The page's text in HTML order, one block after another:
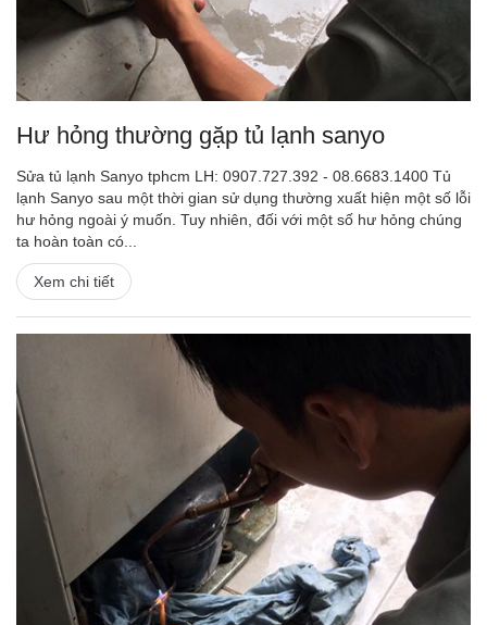
Hư hỏng thường gặp tủ lạnh sanyo
Sửa tủ lạnh Sanyo tphcm LH: 0907.727.392 - 08.6683.1400 Tủ
lạnh Sanyo sau một thời gian sử dụng thường xuất hiện một số lỗi
hư hỏng ngoài ý muốn. Tuy nhiên, đối với một số hư hỏng chúng
ta hoàn toàn có...
Xem chi tiết